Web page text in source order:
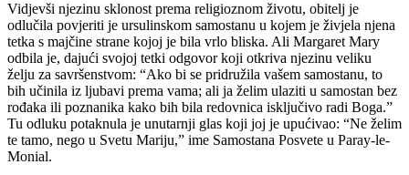
Vidjevši njezinu sklonost prema religioznom životu, obitelj je
odlučila povjeriti je ursulinskom samostanu u kojem je živjela njena
tetka s majčine strane kojoj je bila vrlo bliska. Ali Margaret Mary
odbila je, dajući svojoj tetki odgovor koji otkriva njezinu veliku
želju za savršenstvom: “Ako bi se pridružila vašem samostanu, to
bih učinila iz ljubavi prema vama; ali ja želim ulaziti u samostan bez
rođaka ili poznanika kako bih bila redovnica isključivo radi Boga.”
Tu odluku potaknula je unutarnji glas koji joj je upućivao: “Ne želim
te tamo, nego u Svetu Mariju,” ime Samostana Posvete u Paray-le-
Monial.